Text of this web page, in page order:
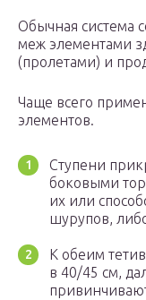
Обычная система
меж элементами
(пролетами) и
Чаще всего
элементов.
Ступени
боковыми
их или
шурупов,
К обеим
в 40/45 см,